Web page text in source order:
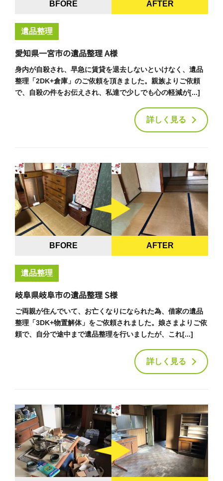
BFORE AFTER
遺品整理
愛知県一宮市の遺品整理 A様
身内が自殺され、早急に賃貸を退去しないといけなく、遺品
整理「2DK+倉庫」のご依頼を頂きました。親族よりご依頼
で、自殺の件をお伝えされ、私達で少しでも心の軽減が[...]
詳しく見る
BFORE AFTER
遺品整理
岐阜県岐阜市の遺品整理 S様
ご両親が住んでいて、お亡くなりになられた為、借家の遺品
整理「3DK+物置解体」をご依頼されました。娘さまよりご依
頼で、自分で途中まで遺品整理を行いましたが、これ[...]
詳しく見る